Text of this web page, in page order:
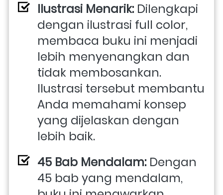
Ilustrasi Menarik: Dilengkapi
dengan ilustrasi full color,
membaca buku ini menjadi
lebih menyenangkan dan
tidak membosankan.
Ilustrasi tersebut membantu
Anda memahami konsep
yang dijelaskan dengan
lebih baik.
45 Bab Mendalam: Dengan
45 bab yang mendalam,